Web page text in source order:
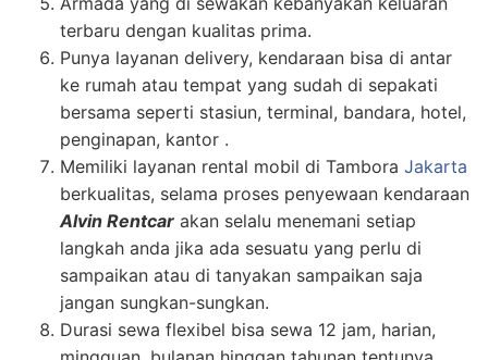
terbaru dengan kualitas prima.
Punya layanan delivery, kendaraan bisa di antar
ke rumah atau tempat yang sudah di sepakati
bersama seperti stasiun, terminal, bandara, hotel,
penginapan, kantor .
Memiliki layanan rental mobil di Tambora Jakarta
berkualitas, selama proses penyewaan kendaraan
Alvin Rentcar akan selalu menemani setiap
langkah anda jika ada sesuatu yang perlu di
sampaikan atau di tanyakan sampaikan saja
jangan sungkan-sungkan.
Durasi sewa flexibel bisa sewa 12 jam, harian,